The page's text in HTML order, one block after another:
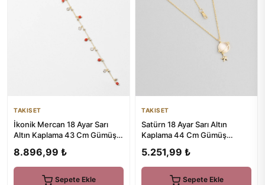
TAKISET
İkonik Mercan 18 Ayar Sarı
Altın Kaplama 43 Cm Gümüş Y
8.896,99 ₺
Sepete Ekle
TAKISET
Satürn 18 Ayar Sarı Altın
Kaplama 44 Cm Gümüş
5.251,99 ₺
Sepete Ekle